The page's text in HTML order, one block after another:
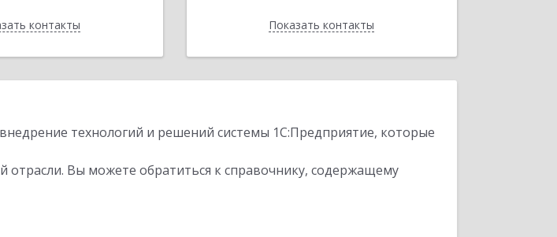
контакты
Назад Показать контакты
Назад
технологий и решений системы 1С:Предприятие, которые
Вы можете обратиться к справочнику, содержащему